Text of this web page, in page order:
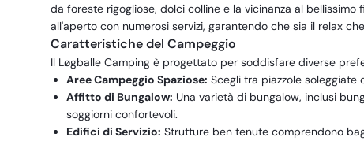
da foreste rigogliose, dolci colline e la vicinanza al
all'aperto con numerosi servizi, garantendo che sia il relax
Caratteristiche del Campeggio
Il Løgballe Camping è progettato per soddisfare diverse
Aree Campeggio Spaziose: Scegli tra piazzole
Affitto di Bungalow: Una varietà di bungalow, inclusi
soggiorni confortevoli.
Edifici di Servizio: Strutture ben tenute comprendono